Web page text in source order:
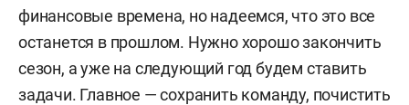
финансовые времена, но надеемся, что это все
останется в прошлом. Нужно хорошо закончить
сезон, а уже на следующий год будем ставить
задачи. Главное — сохранить команду, почистить